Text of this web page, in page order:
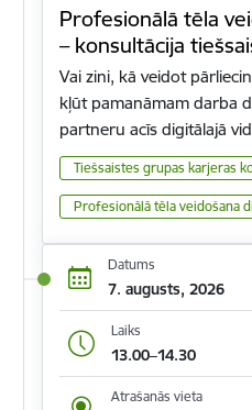
Profesionālā tēla
– konsultācija
Vai zini, kā veidot
kļūt pamanāmam darba
partneru acīs digitālajā
Tiešsaistes grupas karjeras
Profesionālā tēla veidošana
Datums
7. augusts, 2026
Laiks
13.00–14.30
Atrašanās vieta